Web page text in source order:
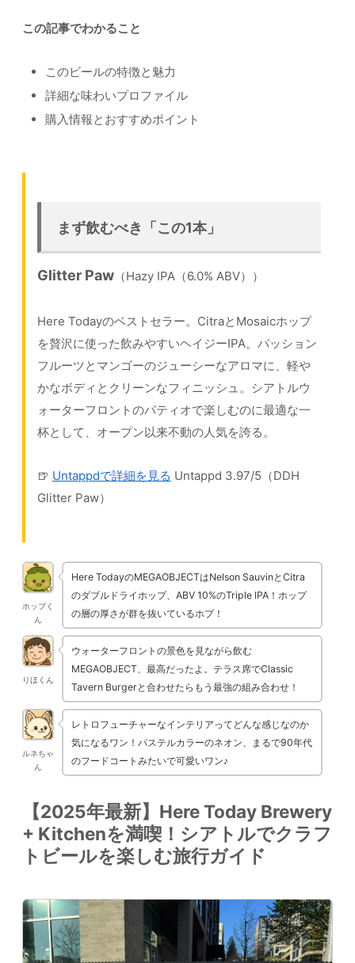
この記事でわかること
このビールの特徴と魅力
詳細な味わいプロファイル
購入情報とおすすめポイント
まず飲むべき「この1本」
Glitter Paw （Hazy IPA（6.0% ABV））
Here Todayのベストセラー。CitraとMosaicホップ
を贅沢に使った飲みやすいヘイジーIPA。パッション
フルーツとマンゴーのジューシーなアロマに、軽や
かなボディとクリーンなフィニッシュ。シアトルウ
ォーターフロントのパティオで楽しむのに最適な一
杯として、オープン以来不動の人気を誇る。
🍺 Untappdで詳細を見る Untappd 3.97/5（DDH
Glitter Paw）
ホップく
ん
Here TodayのMEGAOBJECTはNelson SauvinとCitra
のダブルドライホップ、ABV 10%のTriple IPA！ホップ
の層の厚さが群を抜いているホプ！
りほくん
ウォーターフロントの景色を見ながら飲む
MEGAOBJECT、最高だったよ。テラス席でClassic
Tavern Burgerと合わせたらもう最強の組み合わせ！
ルネちゃ
ん
レトロフューチャーなインテリアってどんな感じなのか
気になるワン！パステルカラーのネオン、まるで90年代
のフードコートみたいで可愛いワン♪
【2025年最新】Here Today Brewery
+ Kitchenを満喫！シアトルでクラフ
トビールを楽しむ旅行ガイド